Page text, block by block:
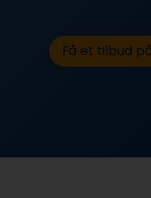
Få et tilbud